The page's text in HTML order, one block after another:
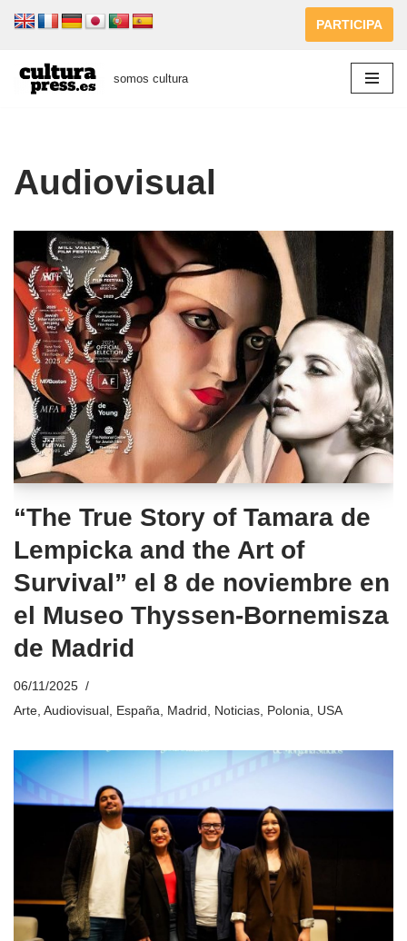
al
contenido
PARTICIPA
somos cultura
Audiovisual
“The True Story of Tamara de
Lempicka and the Art of
Survival” el 8 de noviembre en
el Museo Thyssen-Bornemisza
de Madrid
06/11/2025
Arte, Audiovisual, España, Madrid, Noticias, Polonia, USA